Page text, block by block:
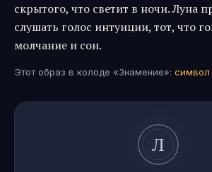
скрытого, что светит в ночи. Луна
слушать голос интуиции, тот, что
молчание и сон.
Этот образ в колоде «Знамение»: символ